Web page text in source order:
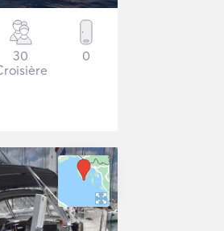
30
0